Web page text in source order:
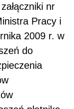
nr
Pracy i
2009 r. w
do